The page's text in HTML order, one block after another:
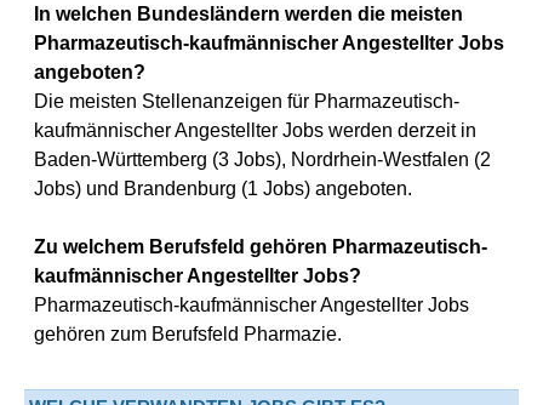
In welchen Bundesländern werden die meisten
Pharmazeutisch-kaufmännischer Angestellter Jobs
angeboten?
Die meisten Stellenanzeigen für Pharmazeutisch-
kaufmännischer Angestellter Jobs werden derzeit in
Baden-Württemberg (3 Jobs), Nordrhein-Westfalen (2
Jobs) und Brandenburg (1 Jobs) angeboten.
Zu welchem Berufsfeld gehören Pharmazeutisch-
kaufmännischer Angestellter Jobs?
Pharmazeutisch-kaufmännischer Angestellter Jobs
gehören zum Berufsfeld Pharmazie.